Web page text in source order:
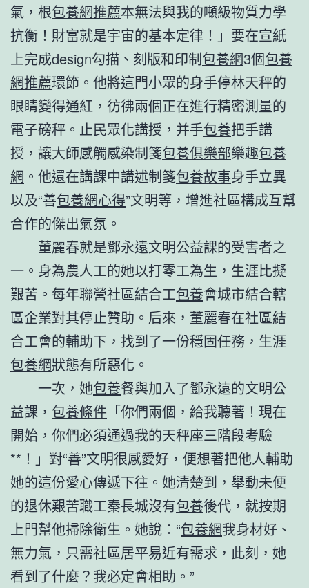
氣，根包養網推薦本無法與我的噸級物質力學
抗衡！財富就是宇宙的基本定律！」要在宣紙
上完成design勾描、刻版和印制包養網3個包養
網推薦環節。他將這門小眾的身手停林天秤的
眼睛變得通紅，彷彿兩個正在進行精密測量的
電子磅秤。止民眾化講授，并手包養把手講
授，讓大師感觸感染制箋包養俱樂部樂趣包養
網 。他還在講課中講述制箋包養故事身手立異
以及“善包養網心得”文明等，增進社區構成互幫
合作的傑出氣氛。
董麗春就是鄧永遠文明公益課的受害者之
一。身為農人工的她以打零工為生，生涯比擬
艱苦。每年聯營社區結合工包養會城市結合轄
區企業對其停止贊助。后來，董麗春在社區結
合工會的輔助下，找到了一份穩固任務，生涯
包養網狀態有所惡化。
一次，她包養餐與加入了鄧永遠的文明公
益課， 包養條件 「你們兩個，給我聽著！現在
開始，你們必須通過我的天秤座三階段考驗
**！」對“善”文明很感愛好，便想著把他人輔助
她的這份愛心傳遞下往。她清楚到，舉動未便
的退休艱苦職工秦長城沒有包養後代，就按期
上門幫他掃除衛生。她說：“包養網我身材好、
無力氣，只需社區居平易近有需求，此刻，她
看到了什麼？我必定會相助。”